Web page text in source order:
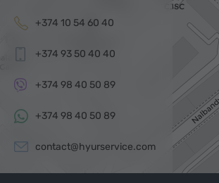
+374 10 54 60 40
+374 93 50 40 40
+374 98 40 50 89
+374 98 40 50 89
contact@hyurservice.com